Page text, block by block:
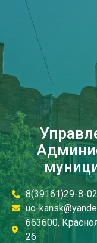
8(39161)29-8-
uo-
663600,
26